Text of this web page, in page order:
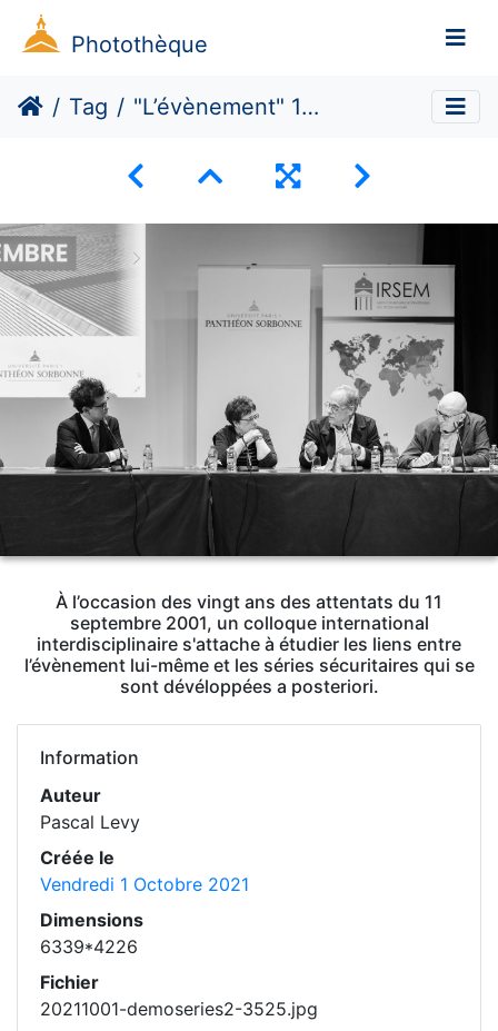
Photothèque
Tag "L’évènement" 11 septembre
À l’occasion des vingt ans des attentats du 11
septembre 2001, un colloque international
interdisciplinaire s'attache à étudier les liens entre
l’évènement lui-même et les séries sécuritaires qui se
sont dévéloppées a posteriori.
Information
Auteur
Pascal Levy
Créée le
Vendredi 1 Octobre 2021
Dimensions
6339*4226
Fichier
20211001-demoseries2-3525.jpg